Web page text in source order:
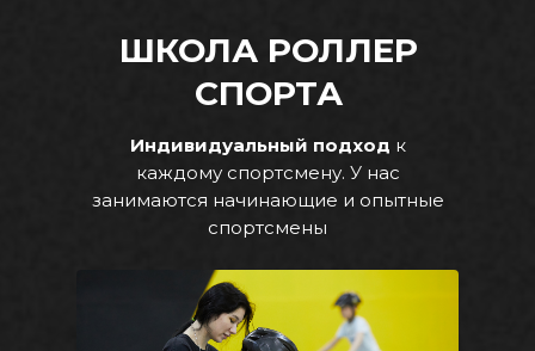
ШКОЛА РОЛЛЕР
СПОРТА
Индивидуальный подход к
каждому спортсмену. У нас
занимаются начинающие и опытные
спортсмены